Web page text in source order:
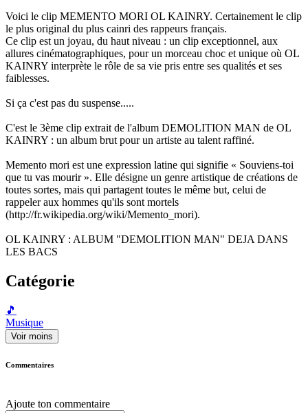
Voici le clip MEMENTO MORI OL KAINRY. Certainement le clip
le plus original du plus cainri des rappeurs français.
Ce clip est un joyau, du haut niveau : un clip exceptionnel, aux
allures cinématographiques, pour un morceau choc et unique où OL
KAINRY interprète le rôle de sa vie pris entre ses qualités et ses
faiblesses.
Si ça c'est pas du suspense.....
C'est le 3ème clip extrait de l'album DEMOLITION MAN de OL
KAINRY : un album brut pour un artiste au talent raffiné.
Memento mori est une expression latine qui signifie « Souviens-toi
que tu vas mourir ». Elle désigne un genre artistique de créations de
toutes sortes, mais qui partagent toutes le même but, celui de
rappeler aux hommes qu'ils sont mortels
(http://fr.wikipedia.org/wiki/Memento_mori).
OL KAINRY : ALBUM "DEMOLITION MAN" DEJA DANS
LES BACS
Catégorie
🎵
Musique
Voir moins
Commentaires
Ajoute ton commentaire